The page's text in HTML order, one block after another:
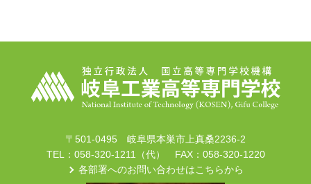
〒501-0495 岐阜県本巣市上真桑2236-2
TEL：058-320-1211（代） FAX：058-320-1220
各部署へのお問い合わせはこちらから